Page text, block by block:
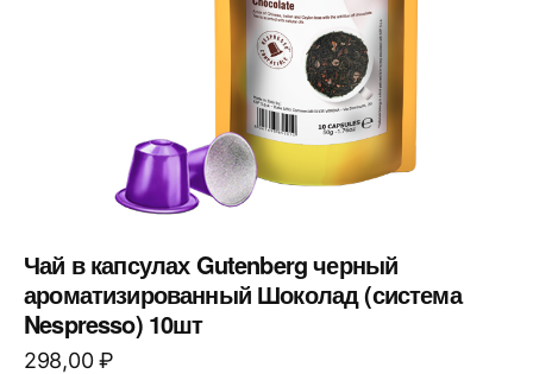
Чай в капсулах Gutenberg черный
ароматизированный Шоколад (система
Nespresso) 10шт
298,00₽